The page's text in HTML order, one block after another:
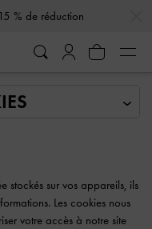
% de réduction
stockés sur vos appareils, ils
Les cookies nous
votre accès à notre site